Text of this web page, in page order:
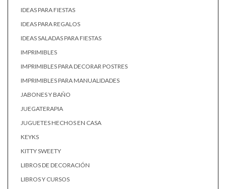
IDEAS PARA FIESTAS
IDEAS PARA REGALOS
IDEAS SALADAS PARA FIESTAS
IMPRIMIBLES
IMPRIMIBLES PARA DECORAR POSTRES
IMPRIMIBLES PARA MANUALIDADES
JABONES Y BAÑO
JUEGATERAPIA
JUGUETES HECHOS EN CASA
KEYKS
KITTY SWEETY
LIBROS DE DECORACIÓN
LIBROS Y CURSOS